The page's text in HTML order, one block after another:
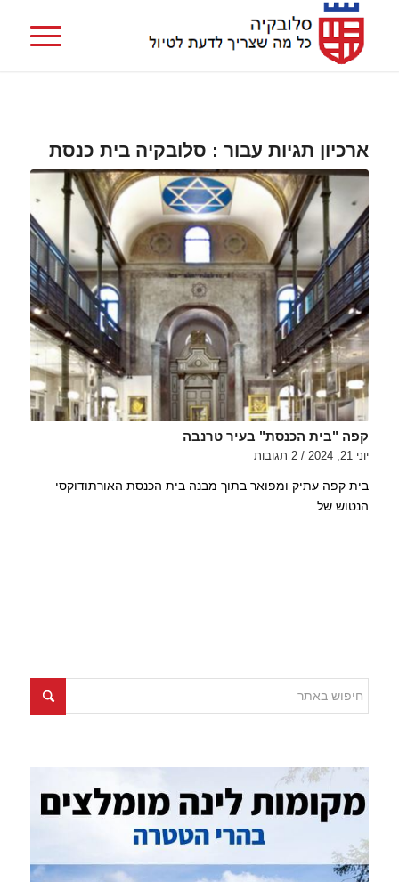
ארכיון תגיות עבור : סלובקיה בית כנסת
קפה "בית הכנסת" בעיר טרנבה
יוני 21, 2024 / 2 תגובות
בית קפה עתיק ומפואר בתוך מבנה בית הכנסת האורתודוקסי
הנטוש של…